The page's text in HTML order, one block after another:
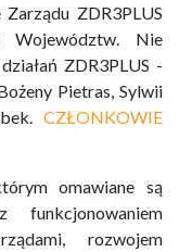
ZDR3PLUS
Województw. Nie
ZDR3PLUS -
Pietras, Sylwii
CZŁONKOWIE
omawiane są
rozwojem